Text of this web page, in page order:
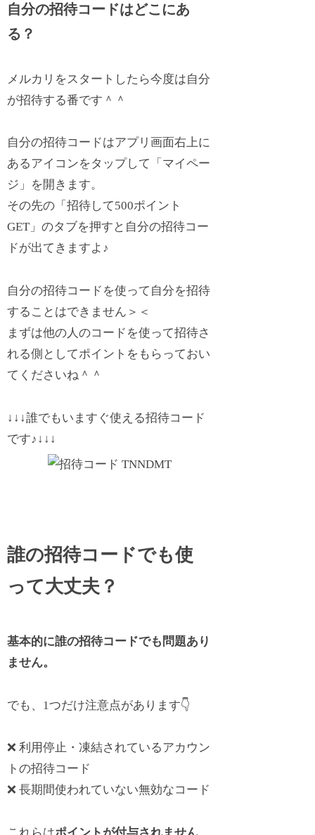
自分の招待コードはどこにあ
る？
メルカリをスタートしたら今度は自分
が招待する番です＾＾
自分の招待コードはアプリ画面右上に
あるアイコンをタップして「マイペー
ジ」を開きます。
その先の「招待して500ポイント
GET」のタブを押すと自分の招待コー
ドが出てきますよ♪
自分の招待コードを使って自分を招待
することはできません＞＜
まずは他の人のコードを使って招待さ
れる側としてポイントをもらっておい
てくださいね＾＾
↓↓↓誰でもいますぐ使える招待コード
です♪↓↓↓
誰の招待コードでも使
って大丈夫？
基本的に誰の招待コードでも問題あり
ません。
でも、1つだけ注意点があります👇
❌ 利用停止・凍結されているアカウン
トの招待コード
❌ 長期間使われていない無効なコード